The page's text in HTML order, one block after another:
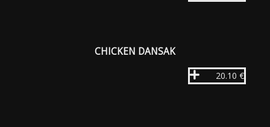
CHICKEN DANSAK
20.10 €